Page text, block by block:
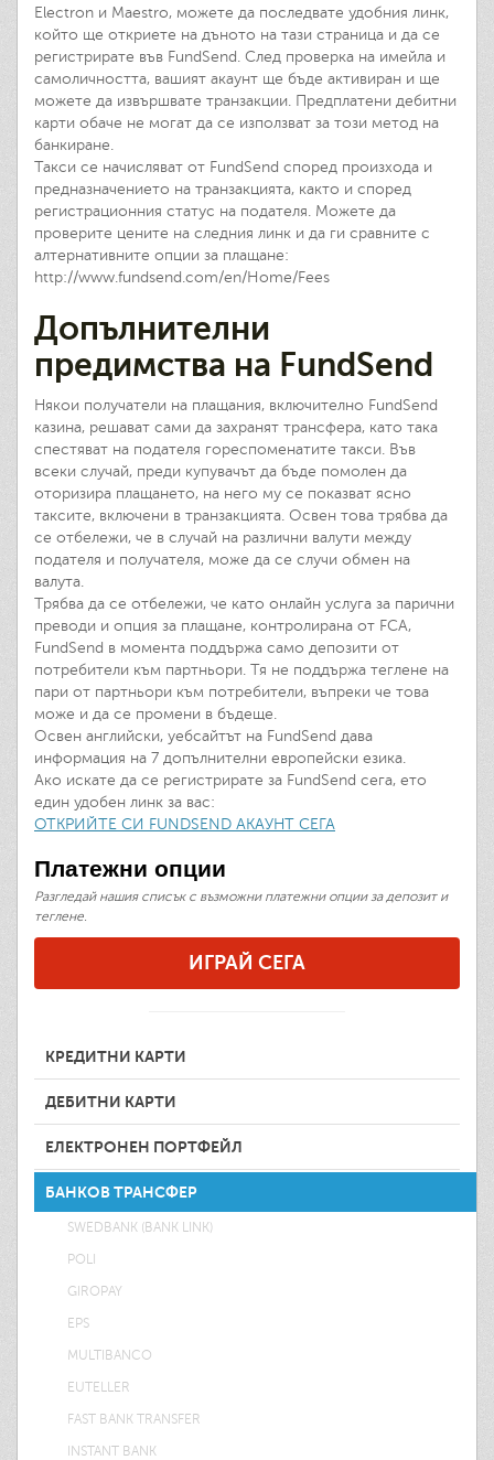
Electron и Maestro, можете да последвате удобния линк,
който ще откриете на дъното на тази страница и да се
регистрирате във FundSend. След проверка на имейла и
самоличността, вашият акаунт ще бъде активиран и ще
можете да извършвате транзакции. Предплатени дебитни
карти обаче не могат да се използват за този метод на
банкиране.
Такси се начисляват от FundSend според произхода и
предназначението на транзакцията, както и според
регистрационния статус на подателя. Можете да
проверите цените на следния линк и да ги сравните с
алтернативните опции за плащане:
http://www.fundsend.com/en/Home/Fees
Допълнителни
предимства на FundSend
Някои получатели на плащания, включително FundSend
казина, решават сами да захранят трансфера, като така
спестяват на подателя гореспоменатите такси. Във
всеки случай, преди купувачът да бъде помолен да
оторизира плащането, на него му се показват ясно
таксите, включени в транзакцията. Освен това трябва да
се отбележи, че в случай на различни валути между
подателя и получателя, може да се случи обмен на
валута.
Трябва да се отбележи, че като онлайн услуга за парични
преводи и опция за плащане, контролирана от FCA,
FundSend в момента поддържа само депозити от
потребители към партньори. Тя не поддържа теглене на
пари от партньори към потребители, въпреки че това
може и да се промени в бъдеще.
Освен английски, уебсайтът на FundSend дава
информация на 7 допълнителни европейски езика.
Ако искате да се регистрирате за FundSend сега, ето
един удобен линк за вас:
ОТКРИЙТЕ СИ FUNDSEND АКАУНТ СЕГА
Платежни опции
Разгледай нашия списък с възможни платежни опции за депозит и
теглене.
ИГРАЙ СЕГА
КРЕДИТНИ КАРТИ
ДЕБИТНИ КАРТИ
ЕЛЕКТРОНЕН ПОРТФЕЙЛ
БАНКОВ ТРАНСФЕР
SWEDBANK (BANK LINK)
POLI
GIROPAY
EPS
MULTIBANCO
EUTELLER
FAST BANK TRANSFER
INSTANT BANK